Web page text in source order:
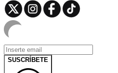
SUSCRÍBETE